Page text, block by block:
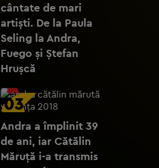
cântate de mari
artiști. De la Paula
Seling la Andra,
Fuego și Ștefan
Hrușcă
03
Andra a împlinit 39
de ani, iar Cătălin
Măruță i-a transmis